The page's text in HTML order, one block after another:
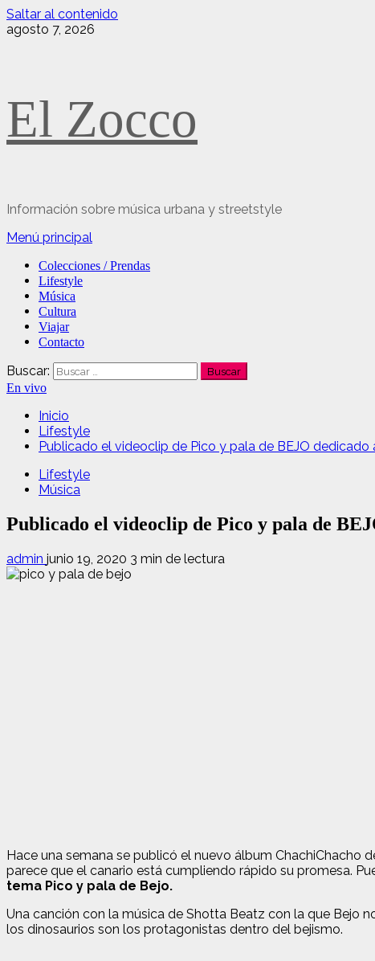
Saltar al contenido
agosto 7, 2026
El Zocco
Información sobre música urbana y streetstyle
Menú principal
Colecciones / Prendas
Lifestyle
Música
Cultura
Viajar
Contacto
Buscar:
En vivo
Inicio
Lifestyle
Publicado el videoclip de Pico y pala de BEJO dedicado
Lifestyle
Música
Publicado el videoclip de Pico y pala de
admin junio 19, 2020 3 min de lectura
Hace una semana se publicó el nuevo álbum ChachiChacho
parece que el canario está cumpliendo rápido su promesa.
tema Pico y pala de Bejo.
Una canción con la música de Shotta Beatz con la que Bejo
los dinosaurios son los protagonistas dentro del bejismo.